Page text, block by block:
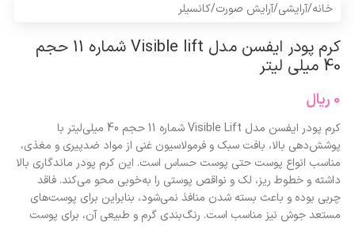
خانه/آرایشی/آرایش صورت/کانسیلر
کرم پودر ایفسن مدل Visible lift شماره 11 حجم
40 میلی لیتر
0 ریال
کرم پودر ایفسن مدل Visible Lift شماره 11 حجم 40 میلی‌لیتر با
پوشش‌دهی بالا، بافت سبک و فرمولاسیون غنی از مواد ضدپیری و مغذی،
مناسب انواع پوست حتی پوست حساس است. این کرم پودر ماندگاری بالا
داشته و خطوط ریز، لک و نواقص پوستی را به‌خوبی محو می‌کند. فاقد
چربی بوده و باعث بسته شدن منافذ نمی‌شود، بنابراین برای پوست‌های
مستعد جوش نیز مناسب است. رنگ‌بندی گرم و طبیعی آن، برای پوست